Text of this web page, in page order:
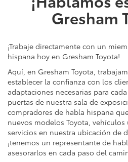
Gresham
¡Trabaje directamente con un
hispana hoy en Gresham Toyota!
Aquí, en Gresham Toyota,
establecer la confianza con los
adaptaciones necesarias para
puertas de nuestra sala de
compradores de habla hispana
nuevos modelos Toyota,
servicios en nuestra ubicación de
¡tenemos un representante de
asesorarlos en cada paso del